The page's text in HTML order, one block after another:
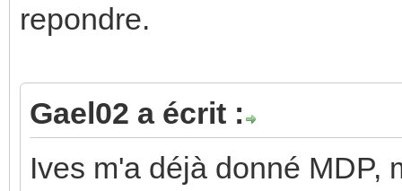
repondre.
Gael02 a écrit :
Ives m'a déjà donné MDP,